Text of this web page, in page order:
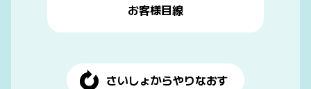
お客様目線
さいしょからやりなおす